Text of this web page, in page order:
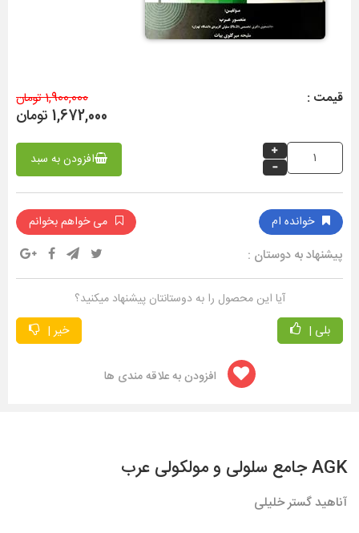
قیمت : 1,900,000 تومان
1,672,000 تومان
افزودن به سبد
خوانده ام می خواهم بخوانم
پیشنهاد به دوستان :
آیا این محصول را به دوستانتان پیشنهاد میکنید؟
بلی |
خیر |
افزودن به علاقه مندی ها
AGK جامع سلولی و مولکولی عرب
آناهید گستر خلیلی